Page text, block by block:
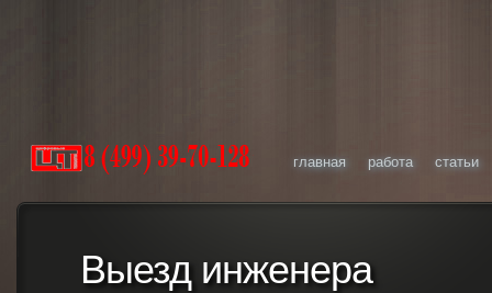
главная работа статьи
Выезд инженера